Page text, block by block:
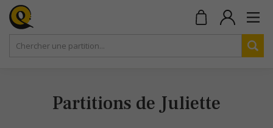
Partitions de Juliette